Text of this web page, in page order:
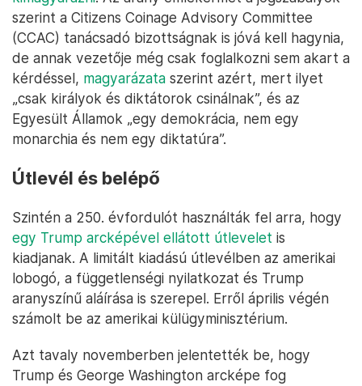
szerint a Citizens Coinage Advisory Committee
(CCAC) tanácsadó bizottságnak is jóvá kell hagynia,
de annak vezetője még csak foglalkozni sem akart a
kérdéssel, magyarázata szerint azért, mert ilyet
„csak királyok és diktátorok csinálnak”, és az
Egyesült Államok „egy demokrácia, nem egy
monarchia és nem egy diktatúra”.
Útlevél és belépő
Szintén a 250. évfordulót használták fel arra, hogy
egy Trump arcképével ellátott útlevelet is
kiadjanak. A limitált kiadású útlevélben az amerikai
lobogó, a függetlenségi nyilatkozat és Trump
aranyszínű aláírása is szerepel. Erről április végén
számolt be az amerikai külügyminisztérium.
Azt tavaly novemberben jelentették be, hogy
Trump és George Washington arcképe fog